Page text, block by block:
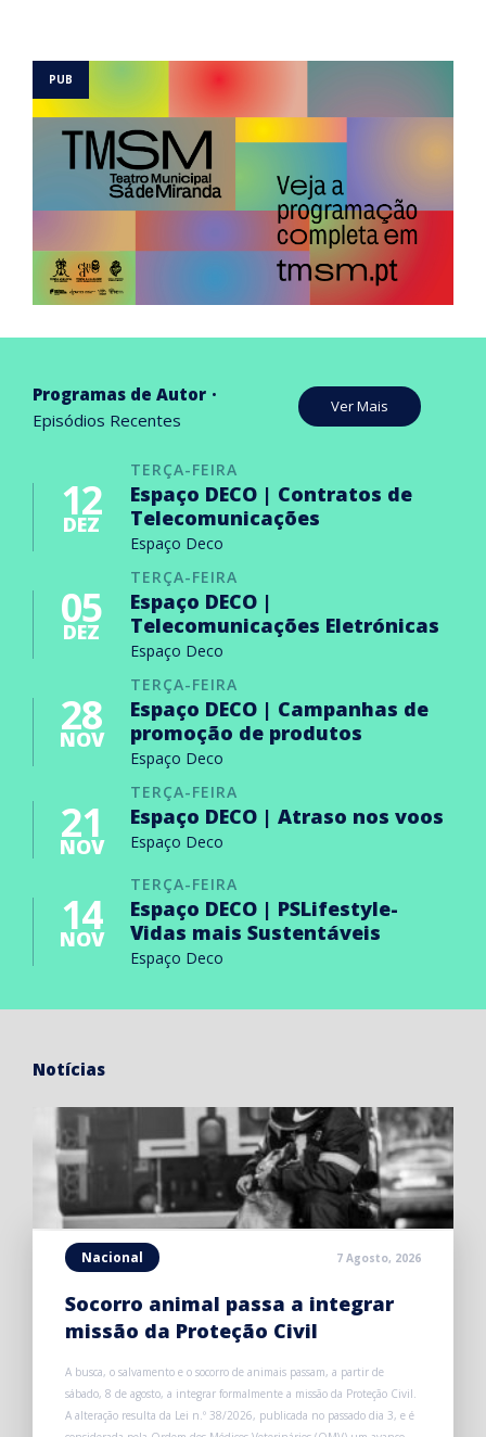
Programas de Autor
Episódios Recentes
Ver Mais
TERÇA-FEIRA
12
DEZ
Espaço DECO | Contratos de
Telecomunicações
Espaço Deco
TERÇA-FEIRA
05
DEZ
Espaço DECO |
Telecomunicações Eletrónicas
Espaço Deco
TERÇA-FEIRA
28
NOV
Espaço DECO | Campanhas de
promoção de produtos
Espaço Deco
TERÇA-FEIRA
21
NOV
Espaço DECO | Atraso nos voos
Espaço Deco
TERÇA-FEIRA
14
NOV
Espaço DECO | PSLifestyle-
Vidas mais Sustentáveis
Espaço Deco
Notícias
Nacional 7 Agosto, 2026
Socorro animal passa a integrar
missão da Proteção Civil
A busca, o salvamento e o socorro de animais passam, a partir de
sábado, 8 de agosto, a integrar formalmente a missão da Proteção Civil.
A alteração resulta da Lei n.º 38/2026, publicada no passado dia 3, e é